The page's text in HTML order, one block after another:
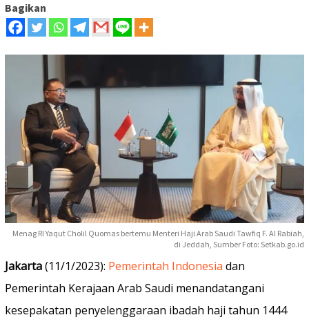
Bagikan
Menag RI Yaqut Cholil Quomas bertemu Menteri Haji Arab Saudi Tawfiq F. Al Rabiah,
di Jeddah, Sumber Foto: Setkab.go.id
Jakarta(11/1/2023): Pemerintah Indonesia dan
Pemerintah Kerajaan Arab Saudi menandatangani
kesepakatan penyelenggaraan ibadah haji tahun 1444